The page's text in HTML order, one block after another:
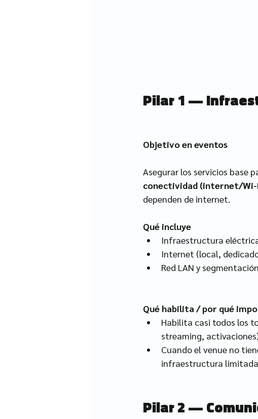
Pilar 1 —
Objetivo en eventos
Asegurar los servicios base
conectividad (internet/
dependen de internet.
Qué incluye
Infraestructura
Internet (local,
Red LAN y
Qué habilita / por qué
Habilita casi todos los
streaming,
Cuando el venue no
infraestructura
Pilar 2 —